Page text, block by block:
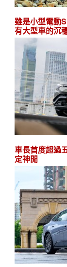
雖是小型電動
有大型車的沉
車長首度超過
定神閒